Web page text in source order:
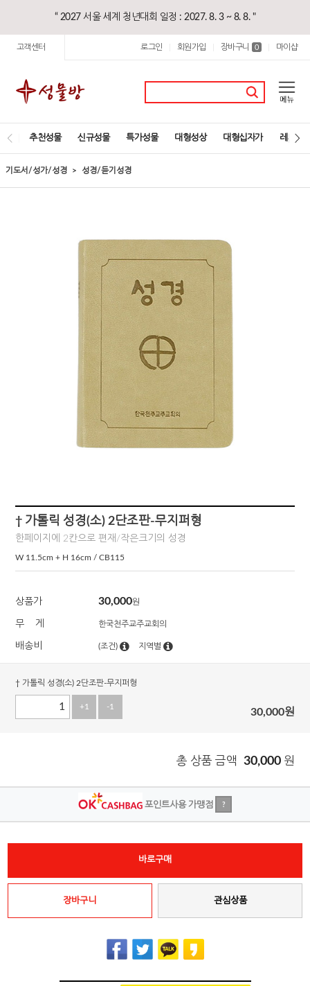
“ 2027 서울 세계 청년대회 일정 : 2027. 8. 3 ~ 8. 8. "
고객센터 로그인 회원가입 장바구니 0 마이샵
추천성물 신규성물 특가성물 대형성상 대형십자가 레지오
기도서/성가/성경 성경/듣기성경
† 가톨릭 성경(소) 2단조판-무지퍼형
한페이지에 2칸으로 편재/작은크기의 성경
W 11.5cm + H 16cm / CB115
상품가 30,000원
무 게 한국천주교주교회의
배송비 (조건) 지역별
† 가톨릭 성경(소) 2단조판-무지퍼형
+1 -1 30,000원
총 상품 금액 30,000 원
포인트사용 가맹점 ?
바로구매
장바구니 관심상품